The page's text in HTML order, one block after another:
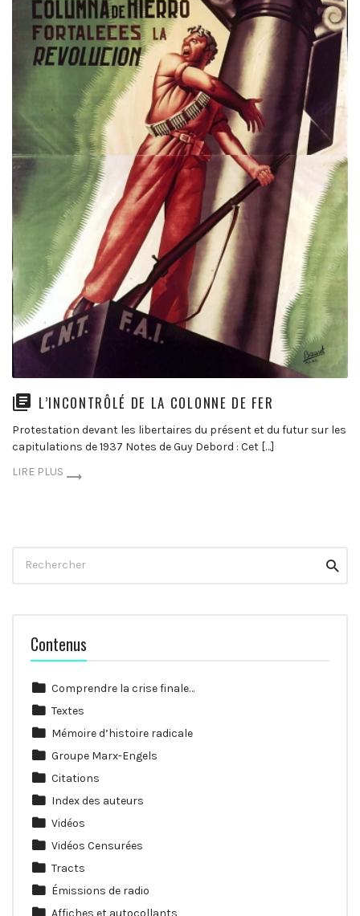
L’INCONTRÔLÉ DE LA COLONNE DE FER
Protestation devant les libertaires du présent et du futur sur les
capitulations de 1937 Notes de Guy Debord : Cet […]
LIRE PLUS
Contenus
Comprendre la crise finale…
Textes
Mémoire d’histoire radicale
Groupe Marx-Engels
Citations
Index des auteurs
Vidéos
Vidéos Censurées
Tracts
Émissions de radio
Affiches et autocollants